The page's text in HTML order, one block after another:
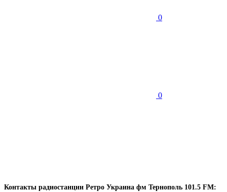
0
0
Контакты радиостанции Ретро Украина фм Тернополь 101.5 FM: